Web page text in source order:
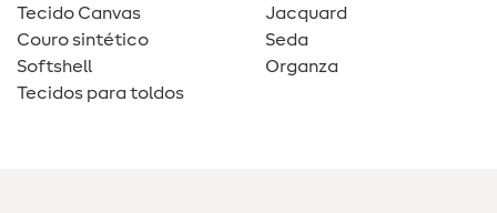
Tecido Canvas
Couro sintético
Softshell
Tecidos para toldos
Jacquard
Seda
Organza